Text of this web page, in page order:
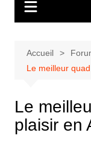
Accueil
Le meilleur
Le
plaisir en